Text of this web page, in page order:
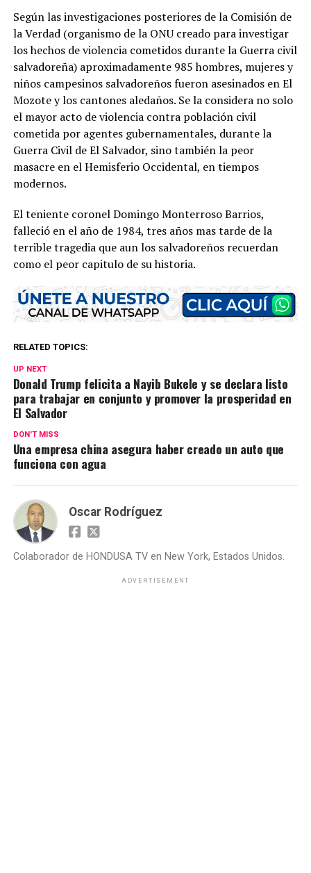
Según las investigaciones posteriores de la Comisión de
la Verdad (organismo de la ONU creado para investigar
los hechos de violencia cometidos durante la Guerra civil
salvadoreña) aproximadamente 985 hombres, mujeres y
niños campesinos salvadoreños fueron asesinados en El
Mozote y los cantones aledaños. Se la considera no solo
el mayor acto de violencia contra población civil
cometida por agentes gubernamentales, durante la
Guerra Civil de El Salvador, sino también la peor
masacre en el Hemisferio Occidental, en tiempos
modernos.
El teniente coronel Domingo Monterroso Barrios,
falleció en el año de 1984, tres años mas tarde de la
terrible tragedia que aun los salvadoreños recuerdan
como el peor capitulo de su historia.
RELATED TOPICS:
UP NEXT
Donald Trump felicita a Nayib Bukele y se declara listo
para trabajar en conjunto y promover la prosperidad en
El Salvador
DON'T MISS
Una empresa china asegura haber creado un auto que
funciona con agua
Oscar Rodríguez
Colaborador de HONDUSA TV en New York, Estados Unidos.
ADVERTISEMENT